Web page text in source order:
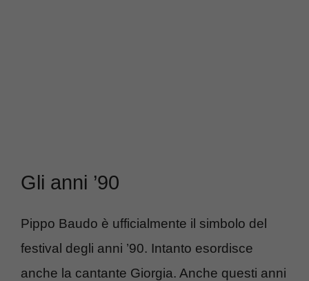
Gli anni ’90
Pippo Baudo è ufficialmente il simbolo del
festival degli anni ’90. Intanto esordisce
anche la cantante Giorgia. Anche questi anni